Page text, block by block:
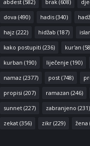
abdest(582) brak(608)
dova (490) hadis(340)
hajz (222) hidžab (187)
kako postupiti (236) kur'an
kurban (190) liječenje (190)
namaz (2377) post(748)
propisi (207) ramazan (246)
sunnet(227) zabranjeno (231)
zekat(356) zikr(229) žena